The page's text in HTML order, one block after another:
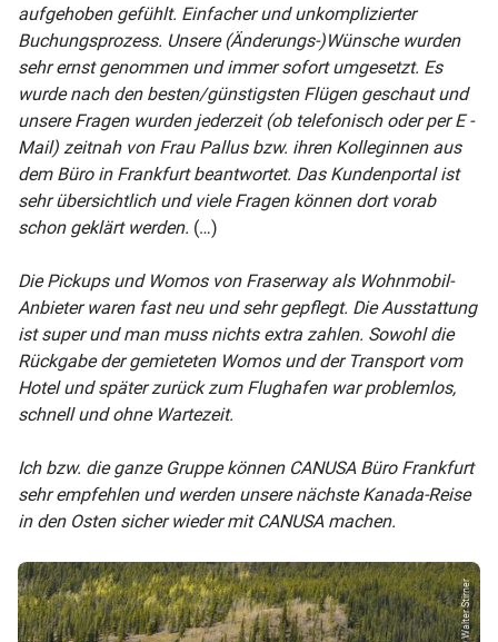
aufgehoben gefühlt. Einfacher und unkomplizierter
Buchungsprozess. Unsere (Änderungs-)Wünsche wurden
sehr ernst genommen und immer sofort umgesetzt. Es
wurde nach den besten/günstigsten Flügen geschaut und
unsere Fragen wurden jederzeit (ob telefonisch oder per E -
Mail) zeitnah von Frau Pallus bzw. ihren Kolleginnen aus
dem Büro in Frankfurt beantwortet. Das Kundenportal ist
sehr übersichtlich und viele Fragen können dort vorab
schon geklärt werden. (…)
Die Pickups und Womos von Fraserway als Wohnmobil-
Anbieter waren fast neu und sehr gepflegt. Die Ausstattung
ist super und man muss nichts extra zahlen. Sowohl die
Rückgabe der gemieteten Womos und der Transport vom
Hotel und später zurück zum Flughafen war problemlos,
schnell und ohne Wartezeit.
Ich bzw. die ganze Gruppe können CANUSA Büro Frankfurt
sehr empfehlen und werden unsere nächste Kanada-Reise
in den Osten sicher wieder mit CANUSA machen.
© Walter Stirner